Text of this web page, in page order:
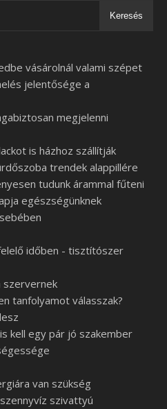
Keresés
vásárolnál valami szépet
jelentősége a
megjelenni
is házhoz szállítják
trendek alappillére
tudunk árammal fűteni
egészségünknek
időben - tisztítószer
szervernek
tanfolyamot válasszak?
kell egy pár jó szakember
van szükség
szivattyú